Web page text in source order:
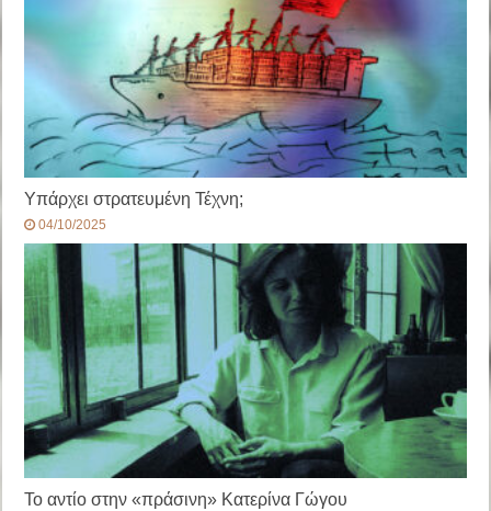
Υπάρχει στρατευμένη Τέχνη;
04/10/2025
Το αντίο στην «πράσινη» Κατερίνα Γώγου